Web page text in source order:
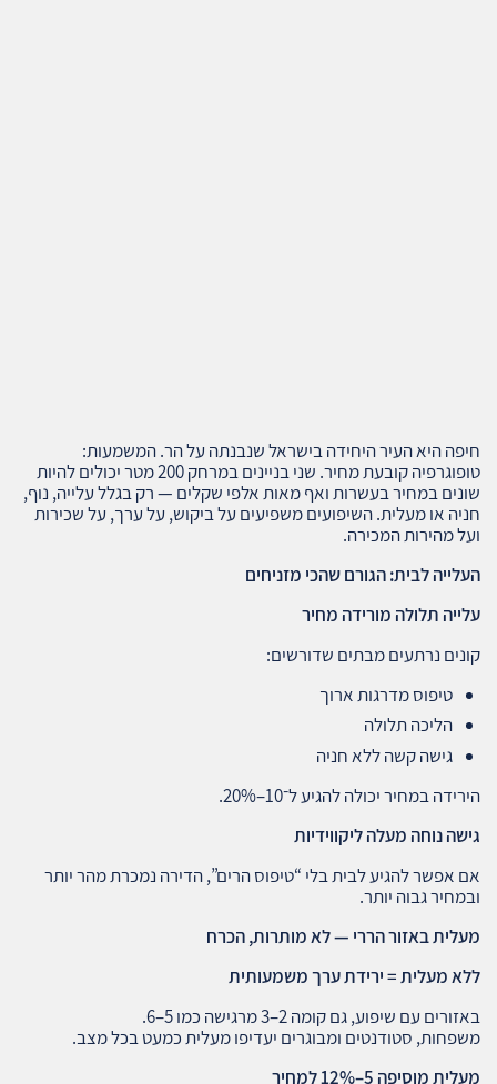
חיפה היא העיר היחידה בישראל שנבנתה על הר. המשמעות:
טופוגרפיה קובעת מחיר. שני בניינים במרחק 200 מטר יכולים להיות
שונים במחיר בעשרות ואף מאות אלפי שקלים — רק בגלל עלייה, נוף,
חניה או מעלית. השיפועים משפיעים על ביקוש, על ערך, על שכירות
ועל מהירות המכירה.
העלייה לבית: הגורם שהכי מזניחים
עלייה תלולה מורידה מחיר
קונים נרתעים מבתים שדורשים:
טיפוס מדרגות ארוך
הליכה תלולה
גישה קשה ללא חניה
הירידה במחיר יכולה להגיע ל־10–20%.
גישה נוחה מעלה ליקווידיות
אם אפשר להגיע לבית בלי “טיפוס הרים”, הדירה נמכרת מהר יותר
ובמחיר גבוה יותר.
מעלית באזור הררי — לא מותרות, הכרח
ללא מעלית = ירידת ערך משמעותית
באזורים עם שיפוע, גם קומה 2–3 מרגישה כמו 5–6.
משפחות, סטודנטים ומבוגרים יעדיפו מעלית כמעט בכל מצב.
מעלית מוסיפה 5–12% למחיר